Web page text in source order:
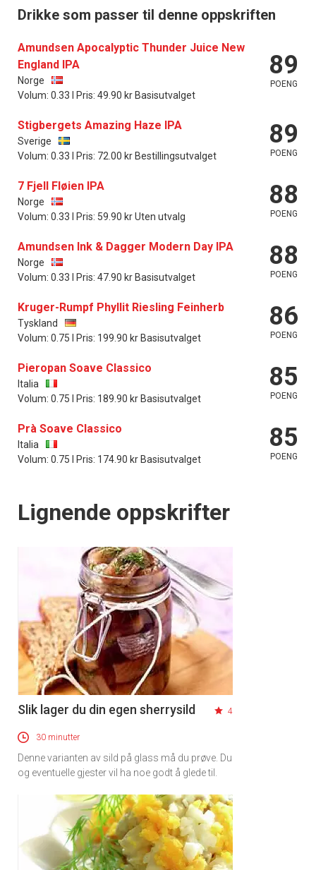
Drikke som passer til denne oppskriften
Amundsen Apocalyptic Thunder Juice New
England IPA
Norge
Volum: 0.33 l Pris: 49.90 kr Basisutvalget
89
POENG
Stigbergets Amazing Haze IPA
Sverige
Volum: 0.33 l Pris: 72.00 kr Bestillingsutvalget
89
POENG
7 Fjell Fløien IPA
Norge
Volum: 0.33 l Pris: 59.90 kr Uten utvalg
88
POENG
Amundsen Ink & Dagger Modern Day IPA
Norge
Volum: 0.33 l Pris: 47.90 kr Basisutvalget
88
POENG
Kruger-Rumpf Phyllit Riesling Feinherb
Tyskland
Volum: 0.75 l Pris: 199.90 kr Basisutvalget
86
POENG
Pieropan Soave Classico
Italia
Volum: 0.75 l Pris: 189.90 kr Basisutvalget
85
POENG
Prà Soave Classico
Italia
Volum: 0.75 l Pris: 174.90 kr Basisutvalget
85
POENG
Lignende oppskrifter
Slik lager du din egen sherrysild 4
30 minutter
Denne varianten av sild på glass må du prøve. Du
og eventuelle gjester vil ha noe godt å glede til.